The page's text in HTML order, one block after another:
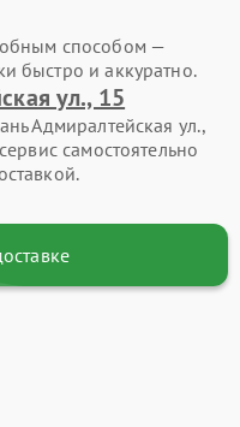
способом —
быстро и аккуратно.
ул., 15
Адмиралтейская ул.,
самостоятельно